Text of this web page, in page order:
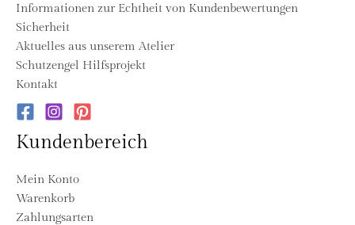
Informationen zur Echtheit von Kundenbewertungen
Sicherheit
Aktuelles aus unserem Atelier
Schutzengel Hilfsprojekt
Kontakt
Kundenbereich
Mein Konto
Warenkorb
Zahlungsarten